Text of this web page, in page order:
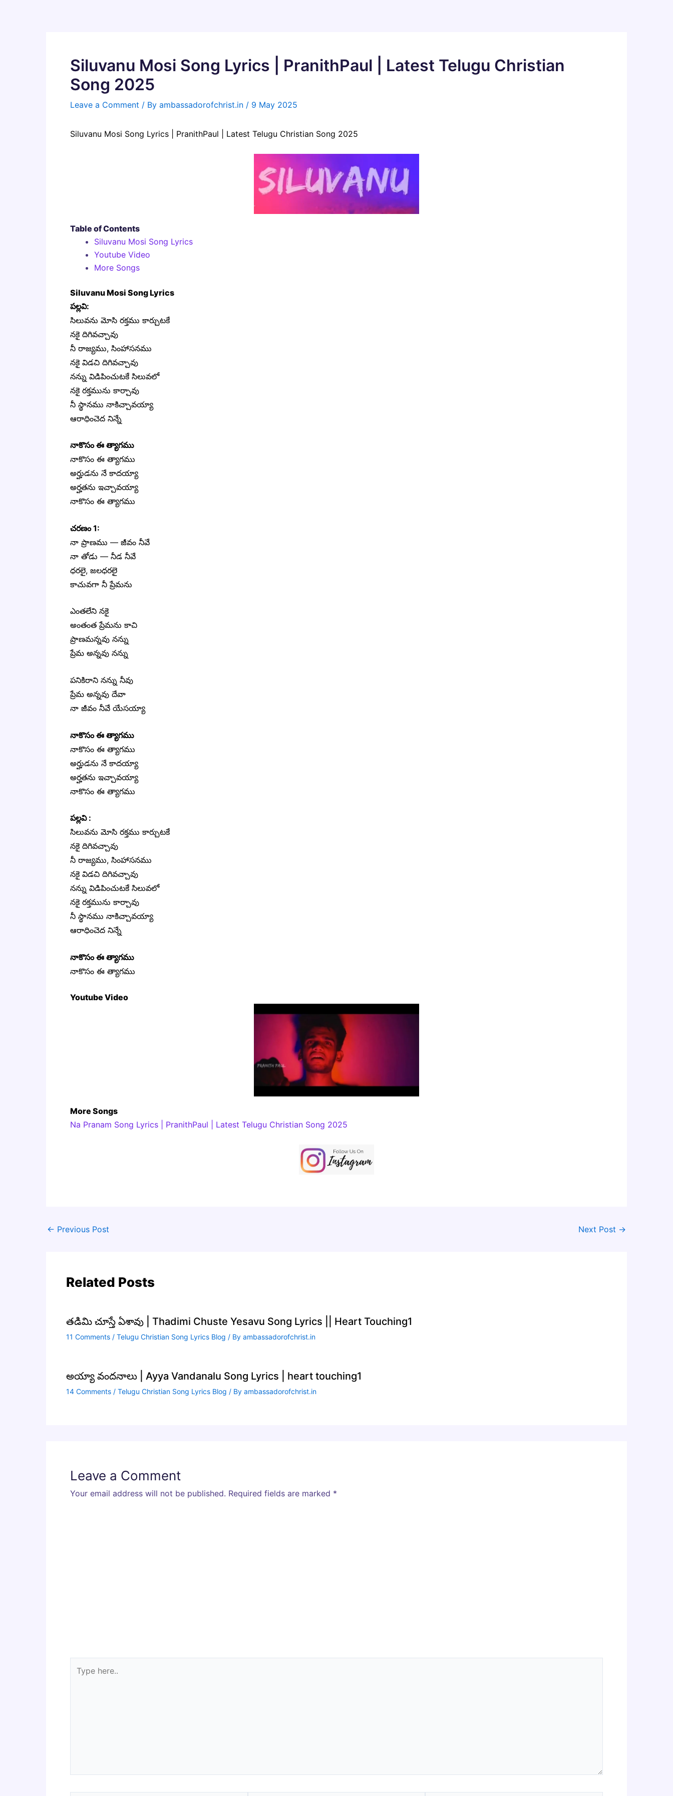
Siluvanu Mosi Song Lyrics | PranithPaul | Latest Telugu Christian
Song 2025
Leave a Comment / By ambassadorofchrist.in / 9 May 2025
Siluvanu Mosi Song Lyrics | PranithPaul | Latest Telugu Christian Song 2025
Table of Contents
Siluvanu Mosi Song Lyrics
Youtube Video
More Songs
Siluvanu Mosi Song Lyrics
పల్లవి:
సిలువను మోసి రక్తము కార్చుటకే
నకై దిగివచ్చావు
నీ రాజ్యము, సింహాసనము
నకై విడచి దిగివచ్చావు
నన్ను విడిపించుటకే సిలువలో
నకై రక్తమును కార్చావు
నీ స్థానము నాకిచ్చావయ్యా
ఆరాధించెద నిన్నే
నాకొసం ఈ త్యాగము
నాకొసం ఈ త్యాగము
అర్హుడను నే కాదయ్యా
అర్హతను ఇచ్చావయ్యా
నాకొసం ఈ త్యాగము
చరణం 1:
నా ప్రాణము — జీవం నీవే
నా తోడు — నీడ నీవే
ధరలై, జలధరలై
కాచువగా నీ ప్రేమను
ఎంతలేని నకై
అంతంత ప్రేమను కాచి
ప్రాణమన్నవు నన్ను
ప్రేమ అన్నవు నన్ను
పనికిరాని నన్ను నీవు
ప్రేమ అన్నవు దేవా
నా జీవం నీవే యేసయ్యా
నాకొసం ఈ త్యాగము
నాకొసం ఈ త్యాగము
అర్హుడను నే కాదయ్యా
అర్హతను ఇచ్చావయ్యా
నాకొసం ఈ త్యాగము
పల్లవి :
సిలువను మోసి రక్తము కార్చుటకే
నకై దిగివచ్చావు
నీ రాజ్యము, సింహాసనము
నకై విడచి దిగివచ్చావు
నన్ను విడిపించుటకే సిలువలో
నకై రక్తమును కార్చావు
నీ స్థానము నాకిచ్చావయ్యా
ఆరాధించెద నిన్నే
నాకొసం ఈ త్యాగము
నాకొసం ఈ త్యాగము
Youtube Video
More Songs
Na Pranam Song Lyrics | PranithPaul | Latest Telugu Christian Song 2025
← Previous Post Next Post →
Related Posts
తడిమి చూస్తే ఏశావు | Thadimi Chuste Yesavu Song Lyrics || Heart Touching1
11 Comments / Telugu Christian Song Lyrics Blog / By ambassadorofchrist.in
అయ్యా వందనాలు | Ayya Vandanalu Song Lyrics | heart touching1
14 Comments / Telugu Christian Song Lyrics Blog / By ambassadorofchrist.in
Leave a Comment
Your email address will not be published. Required fields are marked *
here..